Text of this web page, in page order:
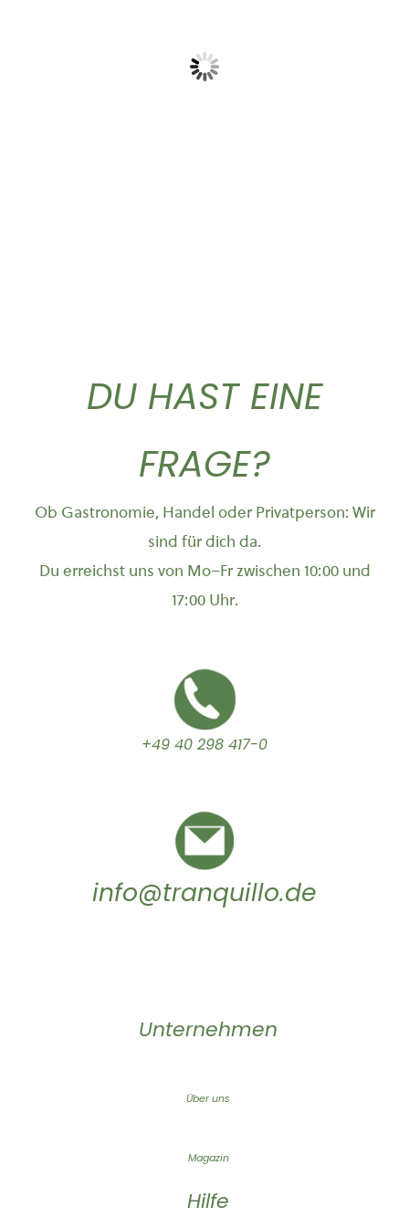
DU HAST EINE
FRAGE?
Ob Gastronomie, Handel oder Privatperson: Wir
sind für dich da.
Du erreichst uns von Mo–Fr zwischen 10:00 und
17:00 Uhr.
+49 40 298 417-0
info@tranquillo.de
Unternehmen
Über uns
Magazin
Hilfe